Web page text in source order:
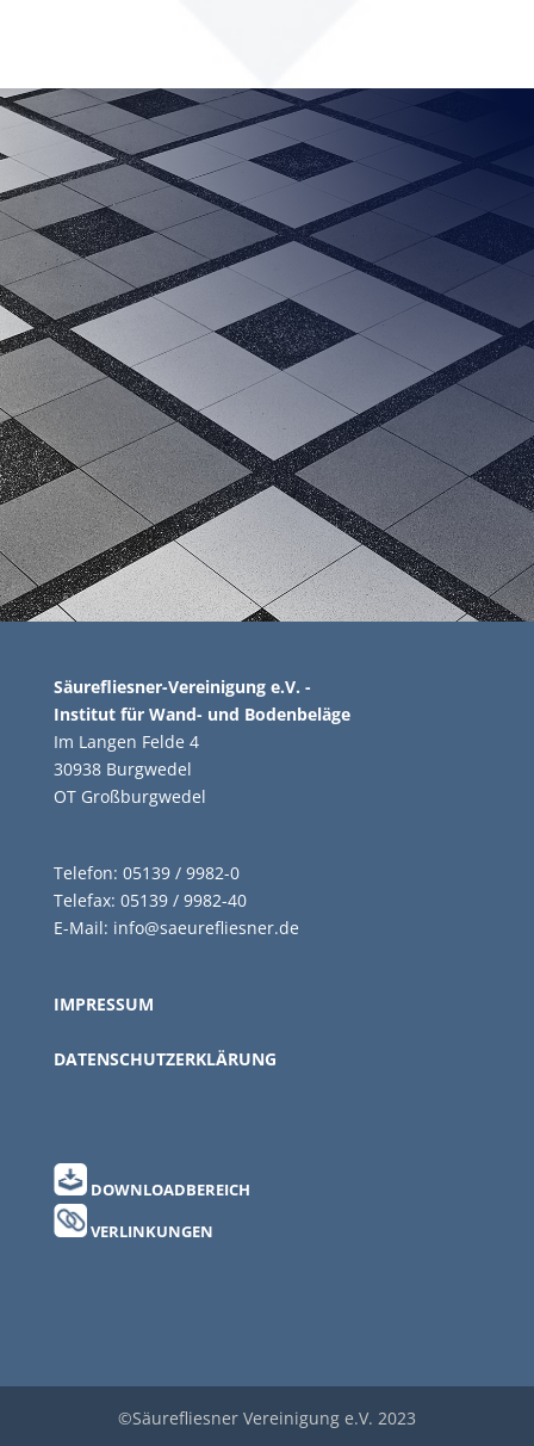
Säurefliesner-Vereinigung e.V. -
Institut für Wand- und Bodenbeläge
Im Langen Felde 4
30938 Burgwedel
OT Großburgwedel
Telefon: 05139 / 9982-0
Telefax: 05139 / 9982-40
E-Mail: info@saeurefliesner.de
IMPRESSUM
DATENSCHUTZERKLÄRUNG
DOWNLOADBEREICH
VERLINKUNGEN
©Säurefliesner Vereinigung e.V. 2023